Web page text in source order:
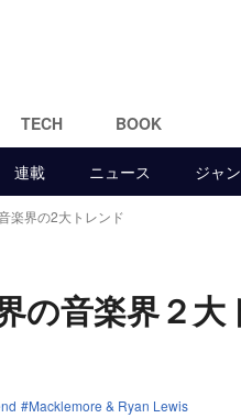
TECH BOOK
連載 ニュース ジャ
楽界の2大トレンド
の音楽界２大
Macklemore & Ryan Lewis